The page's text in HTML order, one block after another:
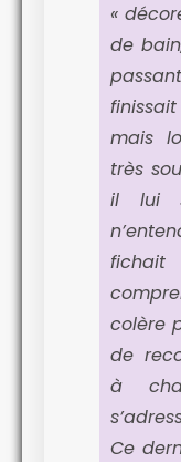
«
de
mais
très
il lui
colère
de
à
Ce